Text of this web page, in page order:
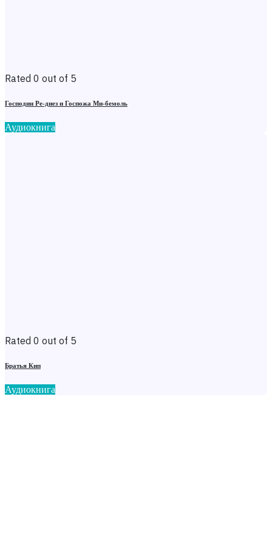
Rated 0 out of 5
Господин Ре-диез и Госпожа Ми-бемоль
Аудиокнига
Rated 0 out of 5
Братья Кип
Аудиокнига